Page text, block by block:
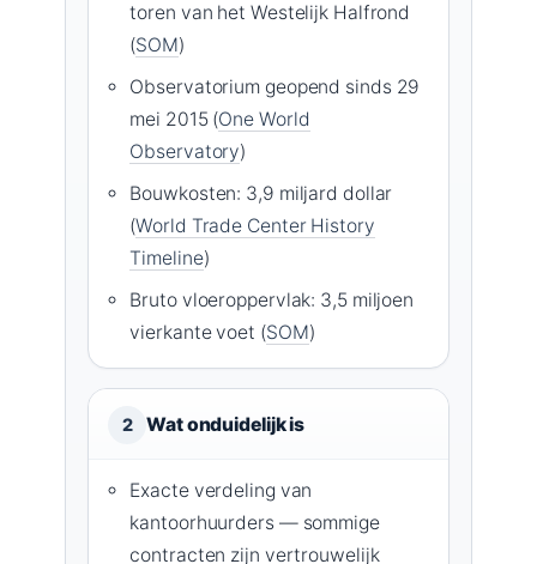
toren van het Westelijk Halfrond
(SOM)
Observatorium geopend sinds 29
mei 2015 (One World
Observatory)
Bouwkosten: 3,9 miljard dollar
(World Trade Center History
Timeline)
Bruto vloeroppervlak: 3,5 miljoen
vierkante voet (SOM)
2 Wat onduidelijk is
Exacte verdeling van
kantoorhuurders — sommige
contracten zijn vertrouwelijk